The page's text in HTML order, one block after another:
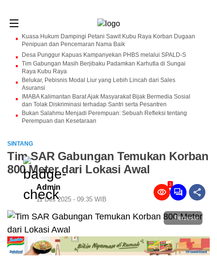
Kuasa Hukum Dampingi Petani Sawit Kubu Raya Korban Dugaan
Penipuan dan Pencemaran Nama Baik
Desa Punggur Kapuas Kampanyekan PHBS melalui SPALD-S
Tim Gabungan Masih Berjibaku Padamkan Karhutla di Sungai
Raya Kubu Raya
Belukar, Pebisnis Modal Liur yang Lebih Lincah dari Sales
Asuransi
IMABA Kalimantan Barat Ajak Masyarakat Bijak Bermedia Sosial
dan Tolak Diskriminasi terhadap Santri serta Pesantren
Bukan Salahmu Menjadi Perempuan: Sebuah Refleksi tentang
Perempuan dan Kesetaraan
SINTANG
Tim SAR Gabungan Temukan Korban
800 Meter dari Lokasi Awal
Admin
11 Des 2025 - 09:35 WIB
3
Perbesar